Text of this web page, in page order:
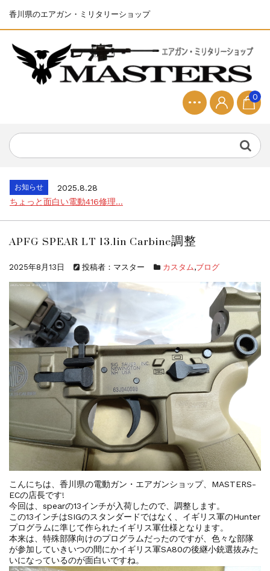
香川県のエアガン・ミリタリーショップ
0
お知らせ
2025.8.28
お知らせ
2026.8.4
S&T SKS-45 調整...
お知らせ
2025.8.29
お知らせ
2025.8.28
ちょっと面白い電動416修理...
お知らせ
2026.8.4
S&T SKS-45 調整...
お知らせ
2025.11.27
発送について...
お知らせ
2025.8.29
GMailご利用のお客様へ...
お知らせ
2025.8.28
ちょっと面白い電動416修理...
APFG SPEAR LT 13.1in Carbine調整
2025年8月13日 投稿者：マスター カスタム,ブログ
こんにちは、香川県の電動ガン・エアガンショップ、MASTERS-
ECの店長です!
今回は、spearの13インチが入荷したので、調整します。
この13インチはSIGのスタンダードではなく、イギリス軍のHunter
プログラムに準じて作られたイギリス軍仕様となります。
本来は、特殊部隊向けのプログラムだったのですが、色々な部隊
が参加していきいつの間にかイギリス軍SA80の後継小銃選抜みた
いになっているのが面白いですね。